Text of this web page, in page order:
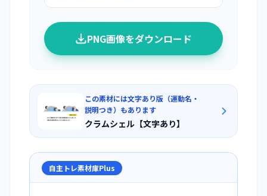
PNG画像をダウンロード
この素材には文字あり版（運動名・
説明つき）もあります
クラムシェル【文字あり】
自主トレ素材庫Plus